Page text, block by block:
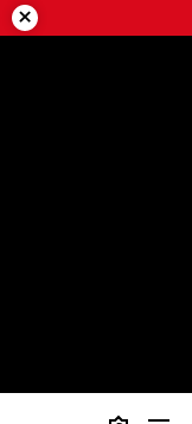
×